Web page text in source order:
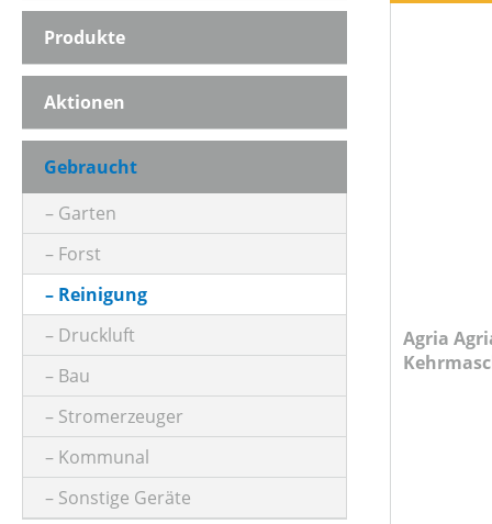
ARBEITSBREITE (IN CM)
ARBEITSDRUCK (IN BAR)
BETRIEBSART
FANGSACKVOLUMEN MAX (IN L)
FARBE (GERÄT)
Produkte
Aktionen
Gebraucht
Garten
Forst
Reinigung
Druckluft
Bau
Stromerzeuger
Kommunal
Sonstige Geräte
Agria